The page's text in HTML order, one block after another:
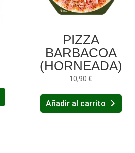
PIZZA
BARBACOA
(HORNEADA)
10,90€
Añadir al carrito